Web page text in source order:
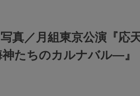
真／月組東京公演『応天
たちのカルナバル―』